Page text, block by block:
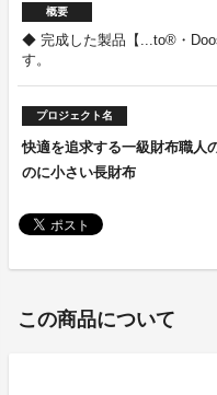
概要
◆ 完成した製品【...to®・
す。
プロジェクト名
快適を追求する一級財布職人
のに小さい長財布
この商品について